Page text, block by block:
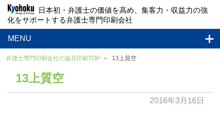
日本初・弁護士の価値を高め、集客力・収益力の強
化をサポートする弁護士専門印刷会社
MENU
弁護士専門印刷会社の協北印刷TOP 13上質空
13上質空
2016年3月16日